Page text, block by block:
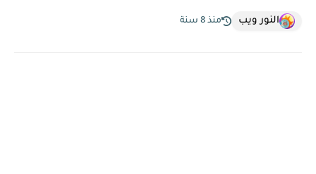
النور ويب منذ 8 سنة